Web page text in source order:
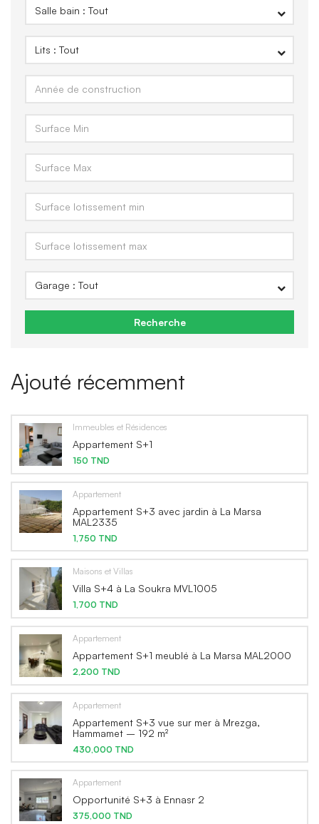
Recherche
Ajouté récemment
Immeubles et Résidences
Appartement S+1
150 TND
Appartement
Appartement S+3 avec jardin à La Marsa
MAL2335
1,750 TND
Maisons et Villas
Villa S+4 à La Soukra MVL1005
1,700 TND
Appartement
Appartement S+1 meublé à La Marsa MAL2000
2,200 TND
Appartement
Appartement S+3 vue sur mer à Mrezga,
Hammamet – 192 m²
430,000 TND
Appartement
Opportunité S+3 à Ennasr 2
375,000 TND